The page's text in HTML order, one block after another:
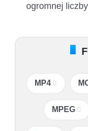
ogromnej
MP4
MPEG